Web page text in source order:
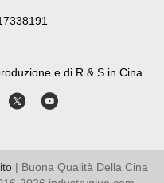
e di R & S in Cina
| Buona Qualità Della Cina